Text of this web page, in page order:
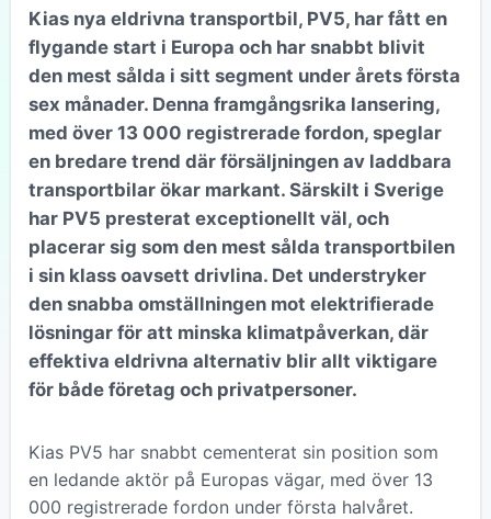
Kias nya eldrivna transportbil, PV5, har fått en
flygande start i Europa och har snabbt blivit
den mest sålda i sitt segment under årets första
sex månader. Denna framgångsrika lansering,
med över 13 000 registrerade fordon, speglar
en bredare trend där försäljningen av laddbara
transportbilar ökar markant. Särskilt i Sverige
har PV5 presterat exceptionellt väl, och
placerar sig som den mest sålda transportbilen
i sin klass oavsett drivlina. Det understryker
den snabba omställningen mot elektrifierade
lösningar för att minska klimatpåverkan, där
effektiva eldrivna alternativ blir allt viktigare
för både företag och privatpersoner.
Kias PV5 har snabbt cementerat sin position som
en ledande aktör på Europas vägar, med över 13
000 registrerade fordon under första halvåret.